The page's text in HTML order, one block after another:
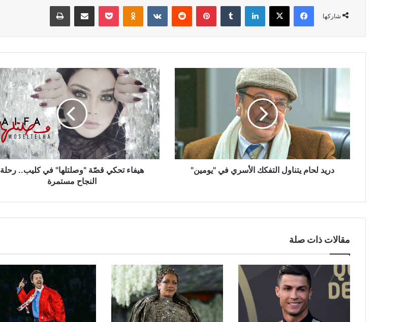
شاركها
فيسبوك ‫X لينكدإن بينتيريست Odnoklassniki
‫Pocket مشاركة عبر البريد طباعة
الأسري
في
"يومين"
دريد لحام يتناول التفكك الأسري في "يومين"
هيفاء
تحكي
قصّة
"وصلتلها"
في
كليب..
رحلة
النجاح
مستمرة
هيفاء تحكي قصّة "وصلتلها" في كليب.. رحلة
النجاح مستمرة
مقالات ذات صلة